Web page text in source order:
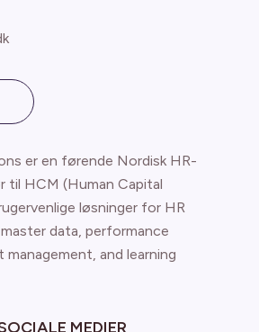
er en førende Nordisk HR-
til HCM (Human Capital
løsninger for HR
data, performance
and learning
MEDIER